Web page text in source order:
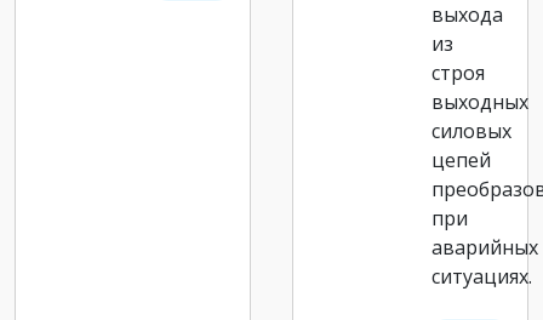
выхода
из
строя
выходных
силовых
цепей
при
аварийных
ситуациях.